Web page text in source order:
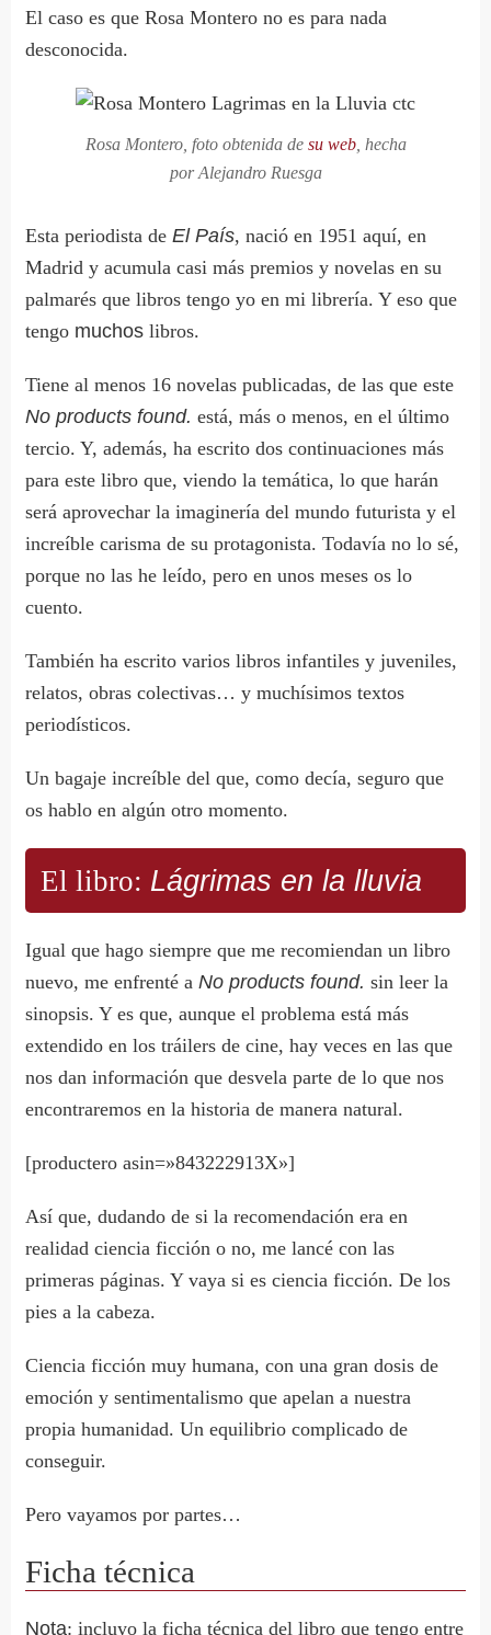
El caso es que Rosa Montero no es para nada
desconocida.
Rosa Montero, foto obtenida de su web, hecha
por Alejandro Ruesga
Esta periodista deEl País, nació en 1951 aquí, en
Madrid y acumula casi más premios y novelas en su
palmarés que libros tengo yo en mi librería. Y eso que
tengo muchos libros.
Tiene al menos 16 novelas publicadas, de las que este
No products found. está, más o menos, en el último
tercio. Y, además, ha escrito dos continuaciones más
para este libro que, viendo la temática, lo que harán
será aprovechar la imaginería del mundo futurista y el
increíble carisma de su protagonista. Todavía no lo sé,
porque no las he leído, pero en unos meses os lo
cuento.
También ha escrito varios libros infantiles y juveniles,
relatos, obras colectivas… y muchísimos textos
periodísticos.
Un bagaje increíble del que, como decía, seguro que
os hablo en algún otro momento.
El libro: Lágrimas en la lluvia
Igual que hago siempre que me recomiendan un libro
nuevo, me enfrenté aNo products found. sin leer la
sinopsis. Y es que, aunque el problema está más
extendido en los tráilers de cine, hay veces en las que
nos dan información que desvela parte de lo que nos
encontraremos en la historia de manera natural.
[productero asin=»843222913X»]
Así que, dudando de si la recomendación era en
realidad ciencia ficción o no, me lancé con las
primeras páginas. Y vaya si es ciencia ficción. De los
pies a la cabeza.
Ciencia ficción muy humana, con una gran dosis de
emoción y sentimentalismo que apelan a nuestra
propia humanidad. Un equilibrio complicado de
conseguir.
Pero vayamos por partes…
Ficha técnica
Nota: incluyo la ficha técnica del libro que tengo entre